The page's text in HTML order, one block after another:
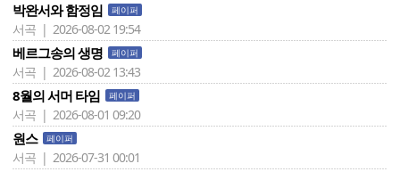
박완서와 함정임 페이퍼
서곡 | 2026-08-02 19:54
베르그송의 생명 페이퍼
서곡 | 2026-08-02 13:43
8월의 서머 타임 페이퍼
서곡 | 2026-08-01 09:20
원스 페이퍼
서곡 | 2026-07-31 00:01